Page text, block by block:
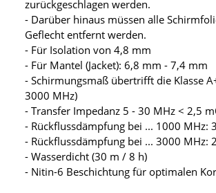
zurückgeschlagen werden.
- Darüber hinaus müssen alle
Geflecht entfernt werden.
- Für Isolation von 4,8 mm
- Für Mantel (Jacket): 6,8 mm - 7,4 mm
- Schirmungsmaß übertrifft die Klasse
3000 MHz)
- Transfer Impedanz 5 - 30 MHz < 2,5
- Rückflussdämpfung bei ... 1000 MHz:
- Rückflussdämpfung bei ... 3000 MHz:
- Wasserdicht (30 m / 8 h)
- Nitin-6 Beschichtung für optimalen